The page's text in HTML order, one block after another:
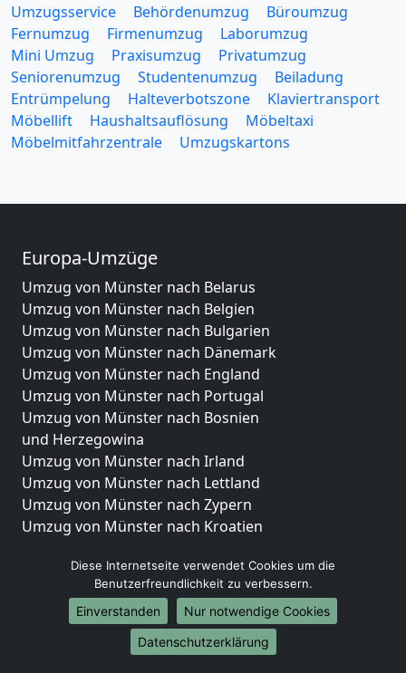
Umzugsservice Behördenumzug
Büroumzug
Fernumzug
Firmenumzug
Laborumzug
Mini Umzug
Praxisumzug
Privatumzug
Seniorenumzug
Studentenumzug
Beiladung
Entrümpelung
Halteverbotszone
Klaviertransport
Möbellift
Haushaltsauflösung
Möbeltaxi
Möbelmitfahrzentrale
Umzugskartons
Europa-Umzüge
Umzug von Münster nach Belarus
Umzug von Münster nach Belgien
Umzug von Münster nach Bulgarien
Umzug von Münster nach Dänemark
Umzug von Münster nach England
Umzug von Münster nach Portugal
Umzug von Münster nach Bosnien
und Herzegowina
Umzug von Münster nach Irland
Umzug von Münster nach Lettland
Umzug von Münster nach Zypern
Umzug von Münster nach Kroatien
Umzug von Münster nach Finnland
Umzug von Münster nach Frankreich
Umzug von Münster nach Griechenland
Umzug von Münster nach Italien
Umzug von Münster nach Liechtenstein
Diese Internetseite verwendet Cookies um die
Benutzerfreundlichkeit zu verbessern.
Einverstanden
Nur notwendige Cookies
Datenschutzerklärung